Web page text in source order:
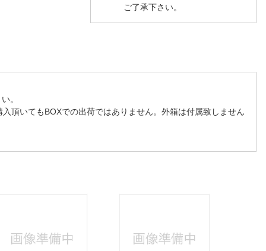
ご了承下さい。
。
頂いてもBOXでの出荷ではありません。外箱は付属致しません